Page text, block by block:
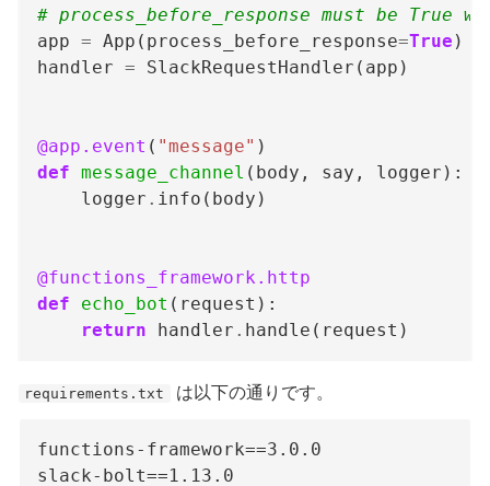
# process_before_response must be True
app = App(process_before_response=True
handler =
@app.event ( "message"
def message_channel
    logger
.
@functions_framework.http
def
echo_bot
return handler .
requirements.txt は以下の通りです。
functions-framework==3.0.0